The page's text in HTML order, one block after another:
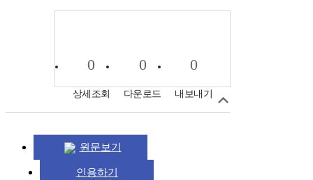
0
상세조회
0
다운로드
0
내보내기
원문보기
인용하기